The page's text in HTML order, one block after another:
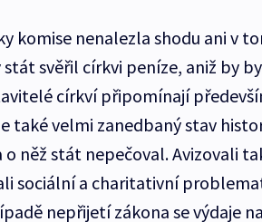
komise nenalezla shodu ani v
svěřil církvi peníze, aniž by
církví připomínají
také velmi zanedbaný stav
o něž stát nepečoval. Avizovali
sociální a charitativní
nepřijetí zákona se výdaje